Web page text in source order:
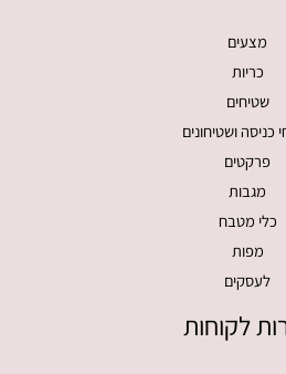
מצעים
כריות
שטיחים
כניסה ושטיחונים
פרקטים
מגבות
כלי מטבח
מפות
לעסקים
לקוחות